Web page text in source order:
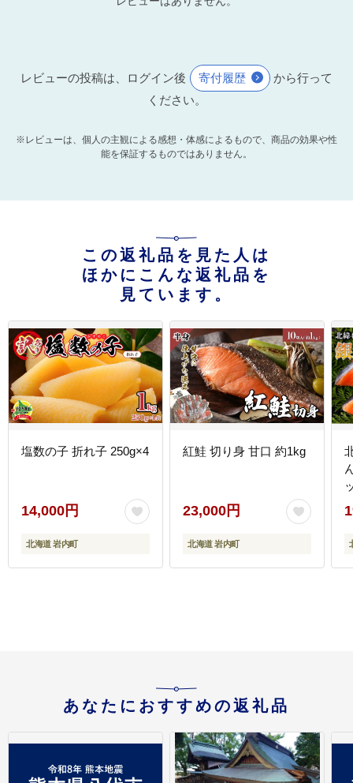
レビューの投稿は、ログイン後 寄付履歴
から行って
ください。
※レビューは、個人の主観による感想・体感によるもので、商品の効果や性
能を保証するものではありません。
この返礼品を見た人は
ほかにこんな返礼品を
見ています。
塩数の子 折れ子 250g×4
14,000円
北海道 岩内町
紅鮭 切り身 甘口 約1kg
23,000円
北海道 岩内町
あなたにおすすめの返礼品